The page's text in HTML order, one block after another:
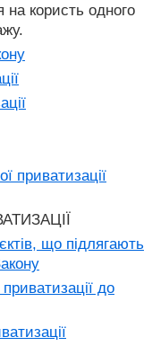
на користь одного
приватизації
що підлягають
до